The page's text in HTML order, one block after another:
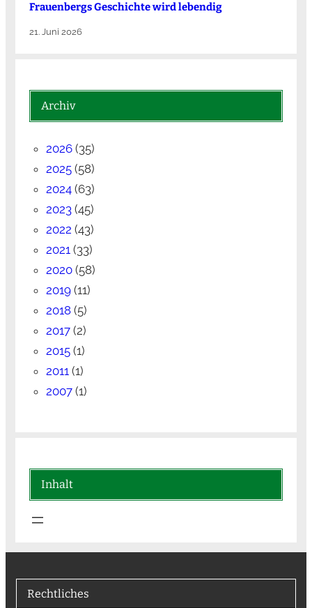
Frauenbergs Geschichte wird lebendig
21. Juni 2026
Archiv
2026(35)
2025(58)
2024(63)
2023(45)
2022 (43)
2021(33)
2020(58)
2019(11)
2018(5)
2017(2)
2015(1)
2011(1)
2007(1)
Inhalt
Rechtliches